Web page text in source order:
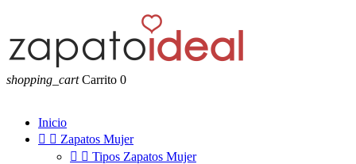
shopping_cart Carrito 0
Inicio
  Zapatos Mujer
  Tipos Zapatos Mujer